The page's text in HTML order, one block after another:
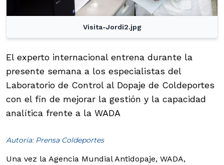
Visita-Jordi2.jpg
El experto internacional entrena durante la
presente semana a los especialistas del
Laboratorio de Control al Dopaje de Coldeportes
con el fin de mejorar la gestión y la capacidad
analítica frente a la WADA
Autoría: Prensa Coldeportes
Una vez la Agencia Mundial Antidopaje, WADA,